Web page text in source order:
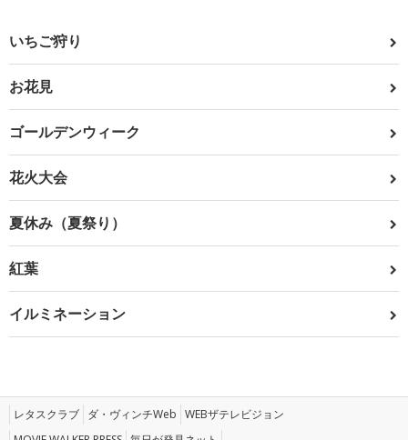
いちご狩り
お花見
ゴールデンウィーク
花火大会
夏休み（夏祭り）
紅葉
イルミネーション
レタスクラブ ダ・ヴィンチWeb WEBザテレビジョン